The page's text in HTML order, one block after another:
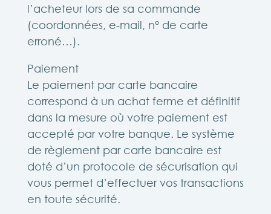
l’acheteur lors de sa commande
(coordonnées, e-mail, n° de carte
erroné…).
Paiement
Le paiement par carte bancaire
correspond à un achat ferme et définitif
dans la mesure où votre paiement est
accepté par votre banque. Le système
de règlement par carte bancaire est
doté d’un protocole de sécurisation qui
vous permet d’effectuer vos transactions
en toute sécurité.